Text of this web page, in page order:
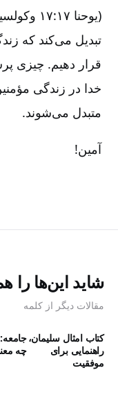
تبدیل می‌کند که
قرار دهیم‌. چیزی
خدا در زندگی
متبدل می‌شوند.
آمین‌!
شاید این‌ها را
مقالات دیگر از کلمه
کتاب امثال سلیمان،
راهنمایی برای
موفقیت
چه